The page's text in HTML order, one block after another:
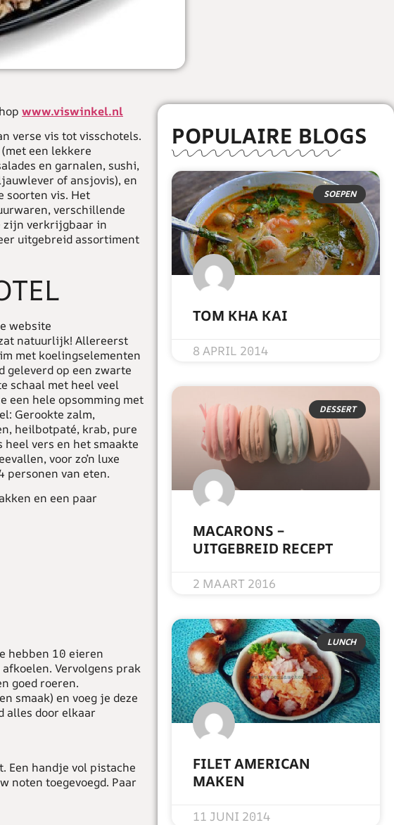
www.viswinkel.nl
verse vis tot visschotels.
een lekkere
en garnalen, sushi,
of ansjovis), en
soorten vis. Het
verschillende
zijn verkrijgbaar in
uitgebreid assortiment
website
natuurlijk! Allereerst
met koelingselementen
geleverd op een zwarte
schaal met heel veel
een hele opsomming met
Gerookte zalm,
heilbotpaté, krab, pure
vers en het smaakte
voor zo’n luxe
personen van eten.
en een paar
hebben 10 eieren
Vervolgens prak
goed roeren.
smaak) en voeg je deze
alles door elkaar
Een handje vol pistache
noten toegevoegd. Paar
POPULAIRE BLOGS
SOEPEN
TOM KHA KAI
8 APRIL 2014
DESSERT
MACARONS –
UITGEBREID RECEPT
2 MAART 2016
LUNCH
FILET AMERICAN
MAKEN
11 JUNI 2014